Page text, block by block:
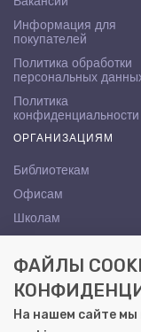
Информация для
покупателей
Политика обработки
персональных
Политика
конфиденциальности
ОРГАНИЗАЦИЯМ
Библиотекам
Офисам
Школам
КОНТАКТЫ
Саратов, ул.
+7 (8452) 72-65-65
ФАЙЛЫ
На нашем сайте